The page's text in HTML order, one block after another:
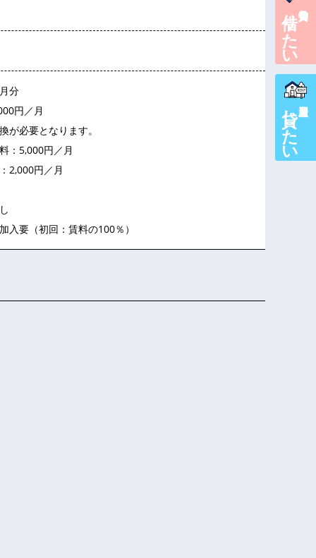
分
円／月
が必要となります。
：5,000円／月
2,000円／月
入要（初回：賃料の100％）
賃貸物件を
借りたい
貸したい